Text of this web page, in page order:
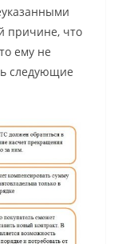
причине, что
ему не
следующие